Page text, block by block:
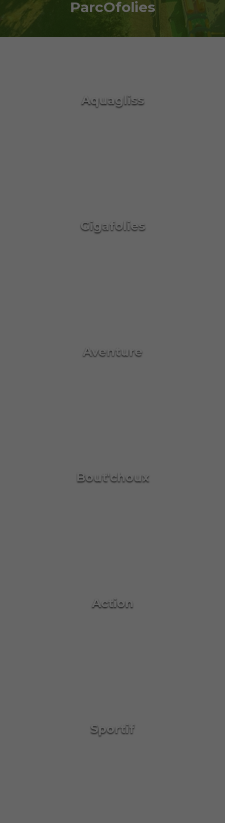
ParcOfolies
Aquagliss
Gigafolies
Aventure
Bout'choux
Action
Sportif